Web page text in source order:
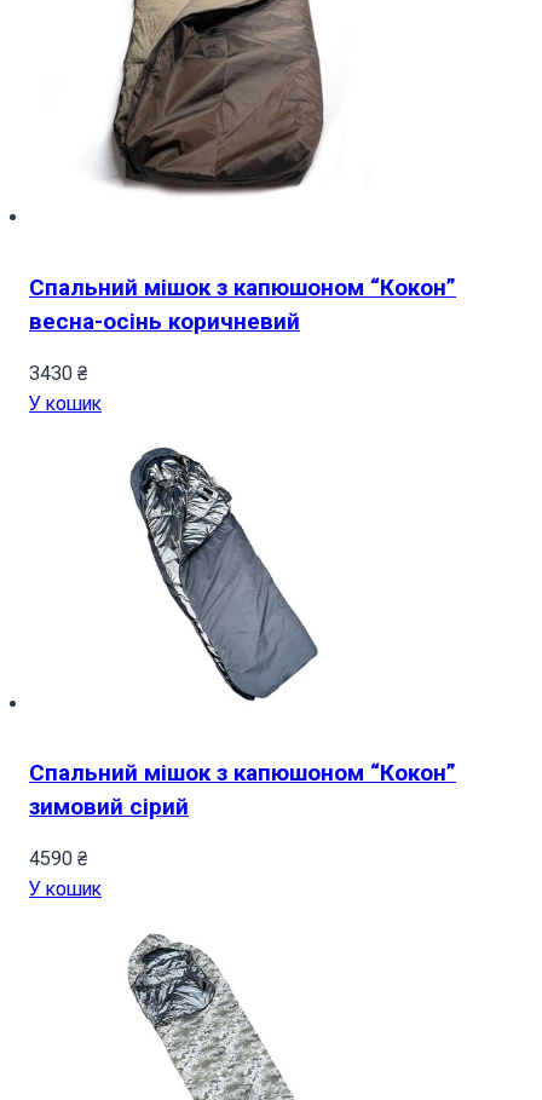
Спальний мішок з капюшоном “Кокон”
весна-осінь коричневий
3430 ₴
У кошик
Спальний мішок з капюшоном “Кокон”
зимовий сірий
4590 ₴
У кошик